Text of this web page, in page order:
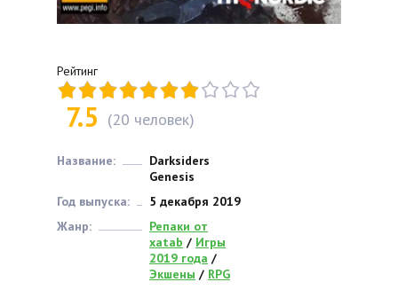
Рейтинг
7.5 (20 человек)
Название:
Darksiders
Genesis
Год выпуска:
5 декабря 2019
Жанр:
Репаки от
xatab / Игры
2019 года /
Экшены / RPG